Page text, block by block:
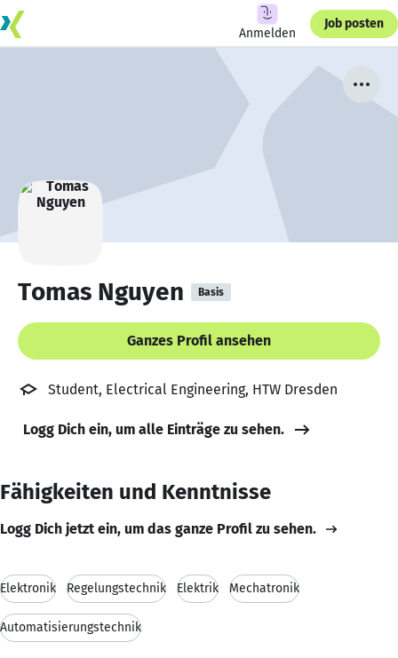
Anmelden
Job posten
Tomas Nguyen Basis
Ganzes Profil ansehen
Student, Electrical Engineering, HTW Dresden
Logg Dich ein, um alle Einträge zu sehen.
Fähigkeiten und Kenntnisse
Logg Dich jetzt ein, um das ganze Profil zu sehen.
Elektronik Regelungstechnik Elektrik Mechatronik
Automatisierungstechnik